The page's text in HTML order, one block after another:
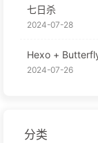
七日杀
2024-07-28
Hexo +
2024-07-26
分类